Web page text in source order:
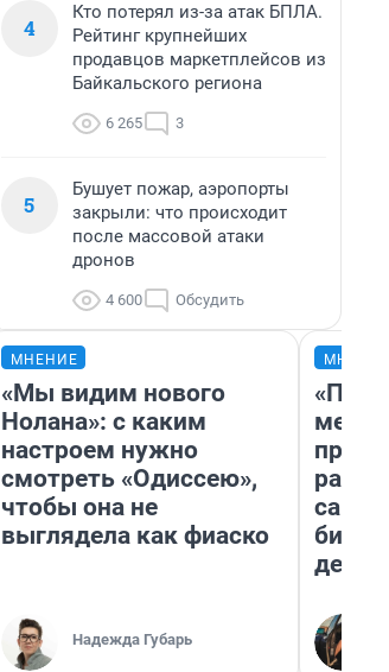
4
Кто потерял из-за атак БПЛА.
Рейтинг крупнейших
продавцов маркетплейсов из
Байкальского региона
6 265 3
5
Бушует пожар, аэропорты
закрыли: что происходит
после массовой атаки
дронов
4 600 Обсудить
МНЕНИЕ
«Мы видим нового
Нолана»: с каким
настроем нужно
смотреть «Одиссею»,
чтобы она не
выглядела как фиаско
Надежда Губарь